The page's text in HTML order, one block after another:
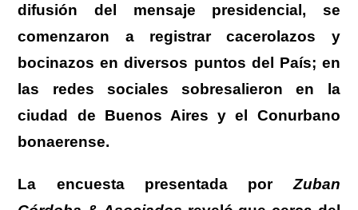
difusión del mensaje presidencial, se
comenzaron a registrar cacerolazos y
bocinazos en diversos puntos del País; en
las redes sociales sobresalieron en la
ciudad de Buenos Aires y el Conurbano
bonaerense.
La encuesta presentada por
Zuban